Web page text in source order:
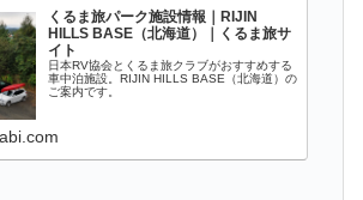
くるま旅パーク施設情報｜RIJIN
HILLS BASE（北海道）｜くるま旅サ
イト
日本RV協会とくるま旅クラブがおすすめする
車中泊施設。RIJIN HILLS BASE（北海道）の
ご案内です。